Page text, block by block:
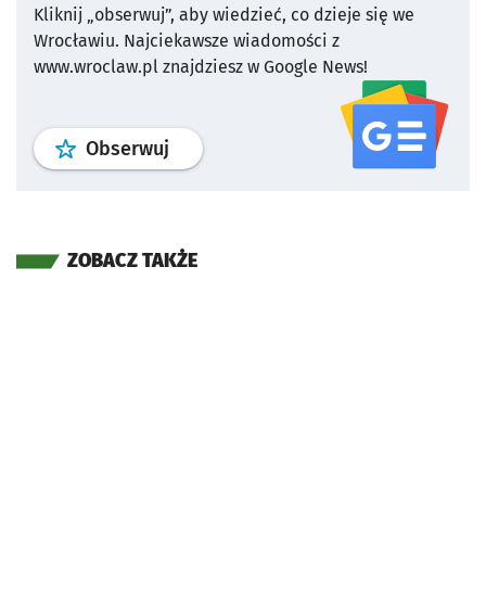
Kliknij „obserwuj”, aby wiedzieć, co dzieje się we
Wrocławiu. Najciekawsze wiadomości z
www.wroclaw.pl znajdziesz w Google News!
Obserwuj profil serwisu
ZOBACZ TAKŻE